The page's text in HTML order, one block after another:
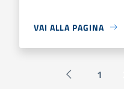
VAI ALLA PAGINA
Pagina 1